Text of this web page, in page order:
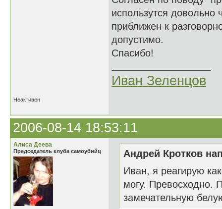
использутся довольно
приближен к
допустимо.
Спасибо!
Иван Зеленцов
Неактивен
2006-08-14 18:53:11
Алиса Деева
Председатель клуба самоубийц
Андрей Кротков
Иван, я реагирую
могу. Превосходно.
замечательную